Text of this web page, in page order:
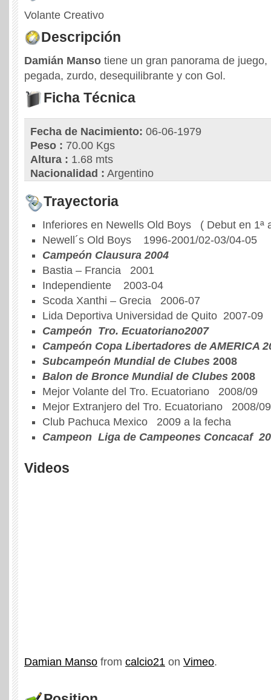
Volante Creativo
Descripción
Damián Manso tiene un gran panorama de
pegada, zurdo, desequilibrante y con Gol.
Ficha Técnica
Fecha de Nacimiento: 06-06-1979
Peso : 70.00 Kgs
Altura : 1.68 mts
Nacionalidad : Argentino
Trayectoria
Inferiores en Newells Old Boys ( Debut en 1ª
Newell´s Old Boys 1996-2001/02-03/04-05
Campeón Clausura 2004
Bastia – Francia 2001
Independiente 2003-04
Scoda Xanthi – Grecia 2006-07
Lida Deportiva Universidad de Quito 2007-09
Campeón Tro. Ecuatoriano2007
Campeón Copa Libertadores de AMERICA
Subcampeón Mundial de Clubes 2008
Balon de Bronce Mundial de Clubes 2008
Mejor Volante del Tro. Ecuatoriano 2008/09
Mejor Extranjero del Tro. Ecuatoriano 2008/09
Club Pachuca Mexico 2009 a la fecha
Campeon Liga de Campeones Concacaf
Videos
Damian Manso from calcio21 on Vimeo.